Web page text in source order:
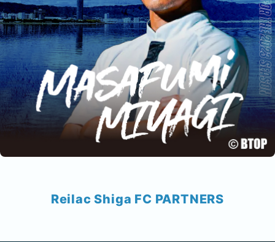
Reilac Shiga FC PARTNERS